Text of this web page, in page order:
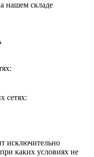
нашем складе
сетях:
исключительно
каких условиях не